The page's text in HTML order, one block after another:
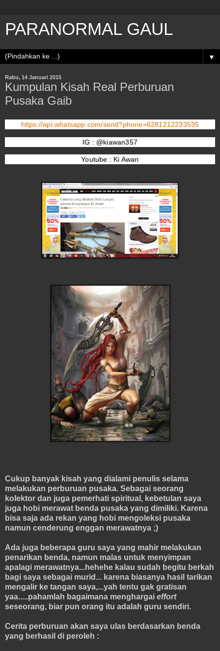
PARANORMAL GAUL
▼
Rabu, 14 Januari 2015
Kumpulan Kisah Real Perburuan
Pusaka Gaib
https://api.whatsapp.com/send?phone=6281212233535
IG : @kiawan357
Youtube : Ki Awan
Cukup banyak kisah yang dialami penulis selama
melakukan perburuan pusaka. Sebagai seorang
kolektor dan juga pemerhati spiritual, kebetulan saya
juga hobi merawat benda pusaka yang dimiliki. Karena
bisa saja ada rekan yang hobi mengoleksi pusaka
namun cenderung enggan merawatnya ;)
Ada juga beberapa guru saya yang mahir melakukan
penarikan benda, namun malas untuk menyimpan
apalagi merawatnya...hehehe kalau sudah begitu berkah
bagi saya sebagai murid... karena biasanya hasil tarikan
mengalir ke tangan saya,...yah tentu gak gratisan
yaa.....pahamlah bagaimana menghargai effort
seseorang, biar pun orang itu adalah guru sendiri.
Cerita perburuan akan saya ulas berdasarkan benda
yang berhasil di peroleh :